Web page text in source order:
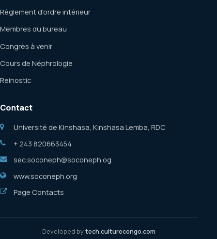
Règlement d'ordre intérieur
Membres du bureau
Congrès à venir
Cours de Néphrologie
Reinostic
Contact
Université de Kinshasa, Kinshasa Lemba, RDC
+ 243 820663454
sec.soconeph@soconeph.og
www.soconeph.org
Page Contacts
Developed by tech.culturecongo.com